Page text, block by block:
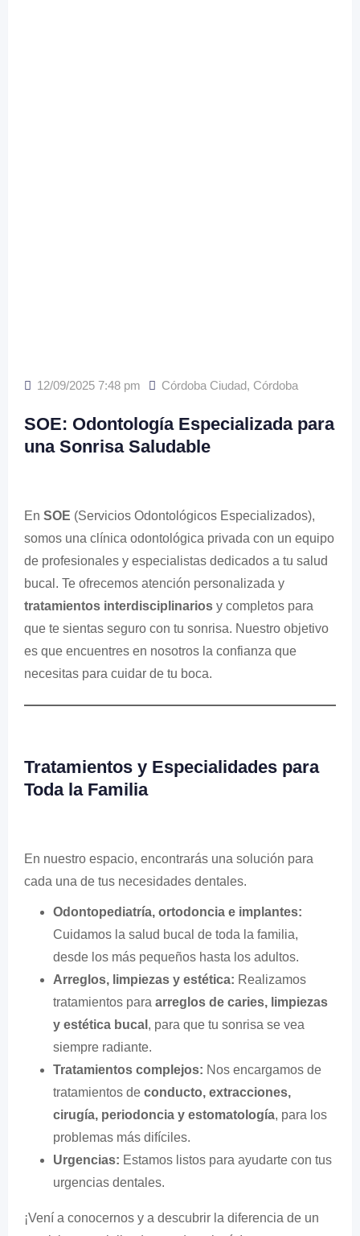
12/09/2025 7:48 pm Córdoba Ciudad, Córdoba
SOE: Odontología Especializada para
una Sonrisa Saludable
En SOE (Servicios Odontológicos Especializados),
somos una clínica odontológica privada con un equipo
de profesionales y especialistas dedicados a tu salud
bucal. Te ofrecemos atención personalizada y
tratamientos interdisciplinarios y completos para
que te sientas seguro con tu sonrisa. Nuestro objetivo
es que encuentres en nosotros la confianza que
necesitas para cuidar de tu boca.
Tratamientos y Especialidades para
Toda la Familia
En nuestro espacio, encontrarás una solución para
cada una de tus necesidades dentales.
Odontopediatría, ortodoncia e implantes:
Cuidamos la salud bucal de toda la familia,
desde los más pequeños hasta los adultos.
Arreglos, limpiezas y estética: Realizamos
tratamientos para arreglos de caries, limpiezas
y estética bucal , para que tu sonrisa se vea
siempre radiante.
Tratamientos complejos: Nos encargamos de
tratamientos de conducto, extracciones,
cirugía, periodoncia y estomatología, para los
problemas más difíciles.
Urgencias: Estamos listos para ayudarte con tus
urgencias dentales.
¡Vení a conocernos y a descubrir la diferencia de un